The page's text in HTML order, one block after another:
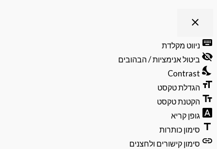
close
וסגירה
של
תפריט
הנגישות
ניווט מקלדת
ביטול אנימציות / הבהובים
Contrast
הגדלת טקסט
הקטנת טקסט
גופן קריא
סימון כותרות
סימון קישורים ולחצנים